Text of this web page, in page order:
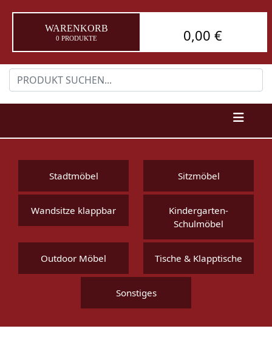
WARENKORB
0 PRODUKTE 0,00 €
Stadtmöbel Sitzmöbel
Wandsitze klappbar
Kindergarten-
Schulmöbel
Outdoor Möbel Tische & Klapptische
Sonstiges